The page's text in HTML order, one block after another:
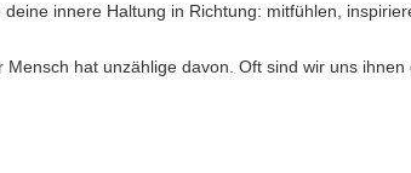
innere Haltung in Richtung: mitfühlen,
hat unzählige davon. Oft sind wir uns